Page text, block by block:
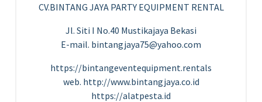
CV.BINTANG JAYA PARTY EQUIPMENT RENTAL
Jl. Siti I No.40 Mustikajaya Bekasi
E-mail. bintangjaya75@yahoo.com
https://bintangeventequipment.rentals
web. http://www.bintangjaya.co.id
https://alatpesta.id